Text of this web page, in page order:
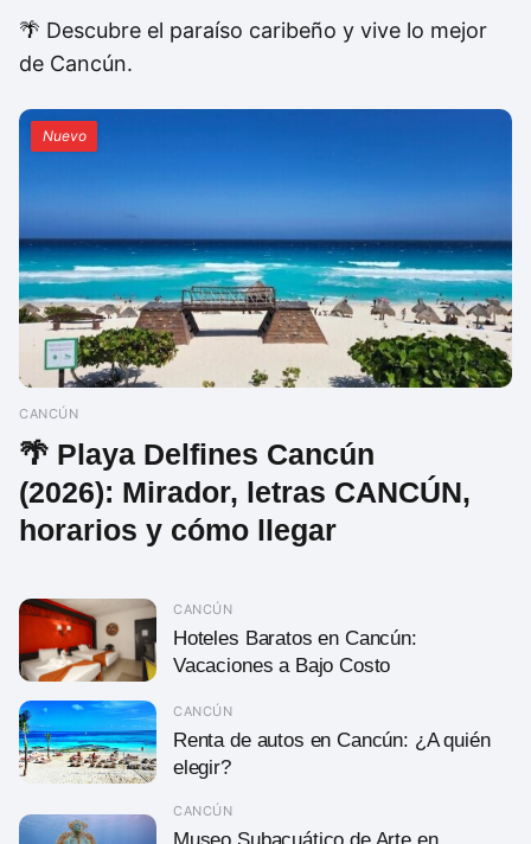
🌴 Descubre el paraíso caribeño y vive lo mejor
de Cancún.
Nuevo
CANCÚN
🌴 Playa Delfines Cancún
(2026): Mirador, letras CANCÚN,
horarios y cómo llegar
CANCÚN
Hoteles Baratos en Cancún:
Vacaciones a Bajo Costo
CANCÚN
Renta de autos en Cancún: ¿A quién
elegir?
CANCÚN